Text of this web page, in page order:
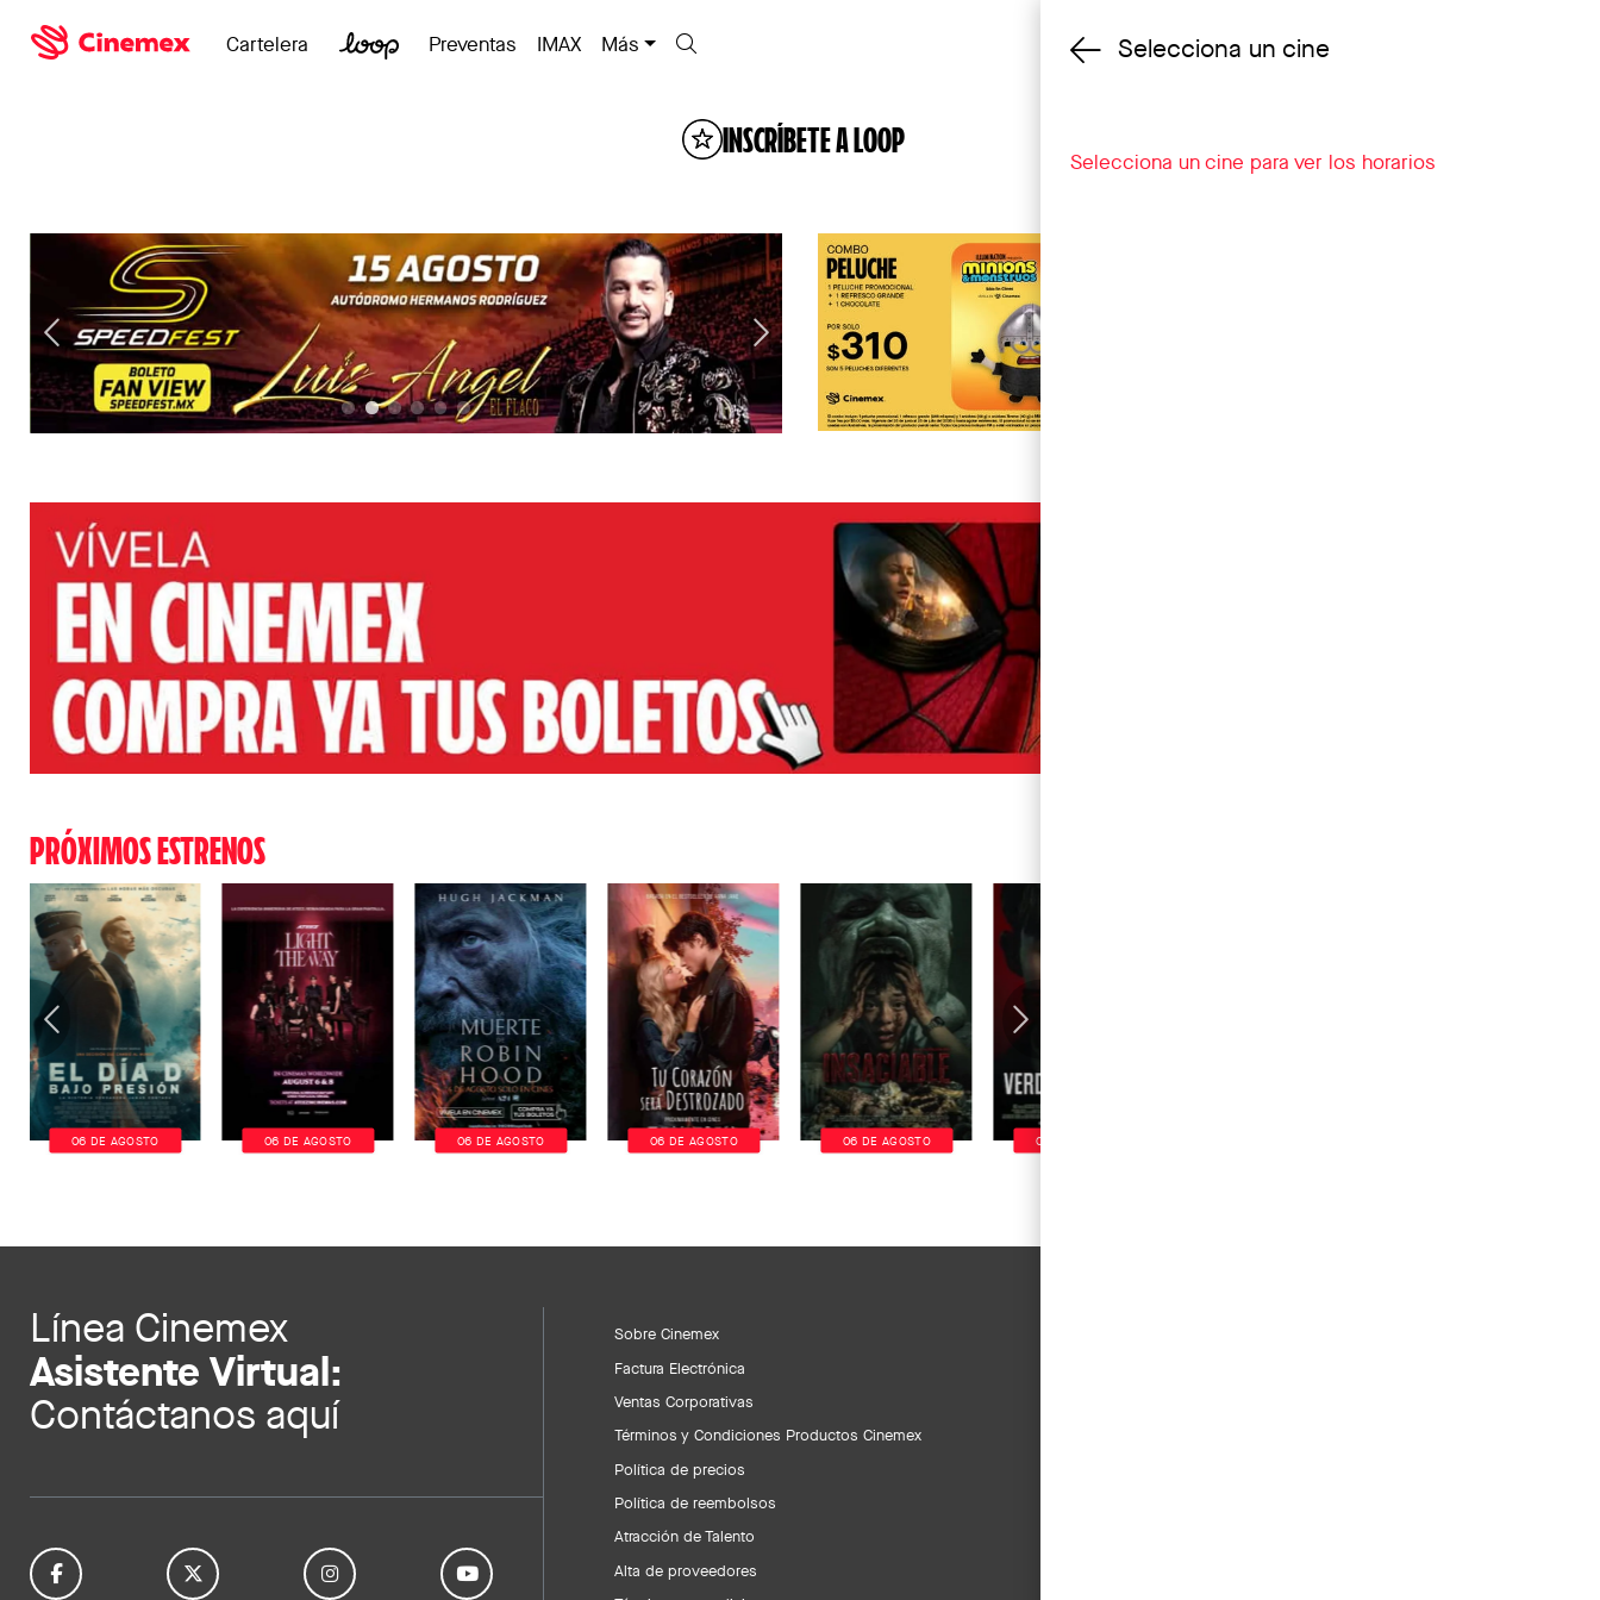
Cambiar cine
Cartelera Preventas IMAX Más
INSCRÍBETE A LOOP
PRÓXIMOS ESTRENOS
06 DE AGOSTO 06 DE AGOSTO 06 DE AGOSTO 06 DE AGOSTO 06 DE AGOSTO 06 DE AGOSTO
Línea Cinemex
Asistente Virtual:
Contáctanos aquí
Sobre Cinemex
Factura Electrónica
Ventas Corporativas
Términos y Condiciones Productos Cinemex
Política de precios
Política de reembolsos
Atracción de Talento
Alta de proveedores
Selecciona un cine
Selecciona un cine para ver los horarios